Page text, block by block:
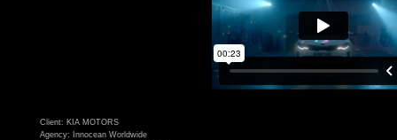
Client: KIA MOTORS
Agency: Innocean Worldwide